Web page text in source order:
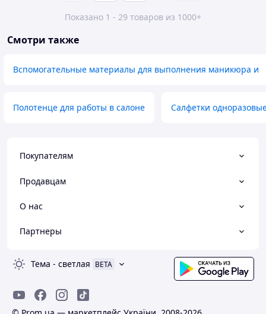
Показано 1 - 29 товаров из 1000+
Смотри также
Вспомогательные материалы для выполнения маникюра и
Полотенце для работы в салоне Салфетки
Покупателям
Продавцам
О нас
Партнеры
Тема - светлая BETA